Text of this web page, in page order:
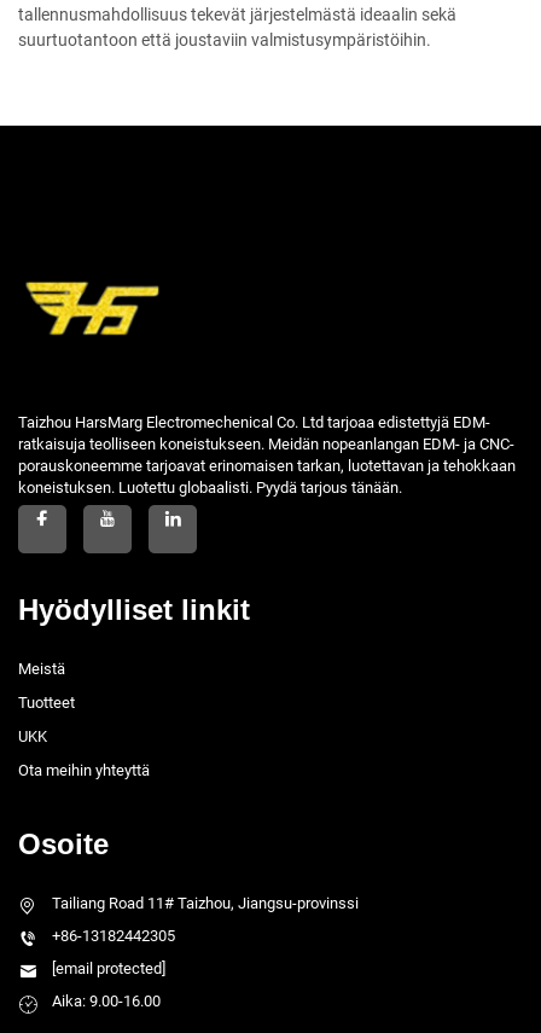
tallennusmahdollisuus tekevät järjestelmästä ideaalin sekä
suurtuotantoon että joustaviin valmistusympäristöihin.
Taizhou HarsMarg Electromechenical Co. Ltd tarjoaa edistettyjä EDM-
ratkaisuja teolliseen koneistukseen. Meidän nopeanlangan EDM- ja CNC-
porauskoneemme tarjoavat erinomaisen tarkan, luotettavan ja tehokkaan
koneistuksen. Luotettu globaalisti. Pyydä tarjous tänään.
Hyödylliset linkit
Meistä
Tuotteet
UKK
Ota meihin yhteyttä
Osoite
Tailiang Road 11# Taizhou, Jiangsu-provinssi
+86-13182442305
[email protected]
Aika: 9.00-16.00